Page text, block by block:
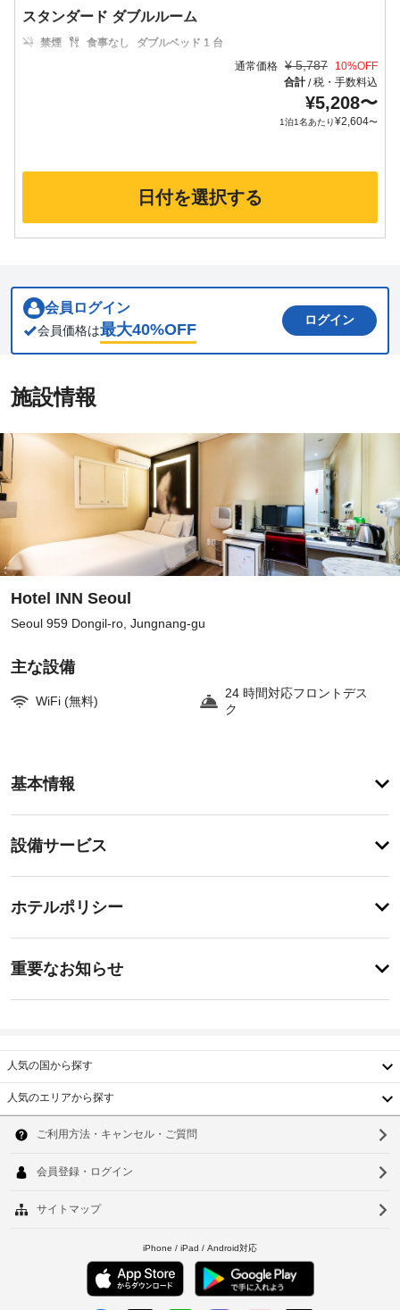
スタンダード ダブルルーム
禁煙 食事なし
ダブルベッド 1 台
通常価格 ¥ 5,787 10%OFF
合計/税・手数料込
¥5,208〜
1泊1名あたり¥2,604〜
日付を選択する
会員ログイン
会員価格は最大40%OFF
ログイン
施設情報
Hotel INN Seoul
Seoul 959 Dongil-ro, Jungnang-gu
主な設備
WiFi (無料)
24 時間対応フロントデス
ク
基本情報
室
備
ー
ス
部
る
客
室
で、
お
く
ろ
ぎ
だ
設備サービス
設
ー
の
交
換
(要
ク
ス
ホテルポリシー
ェ
ッ
ク
イ
ン
深
夜
0
時
施
の
め
重要なお知らせ
要
な
ら
せ
セ
ル
パ
キ
人気の国から探す
韓
国
人気のエリアから探す
ウ